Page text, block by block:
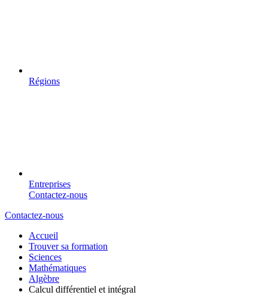
Régions
Entreprises
Contactez-nous
Contactez-nous
Accueil
Trouver sa formation
Sciences
Mathématiques
Algèbre
Calcul différentiel et intégral